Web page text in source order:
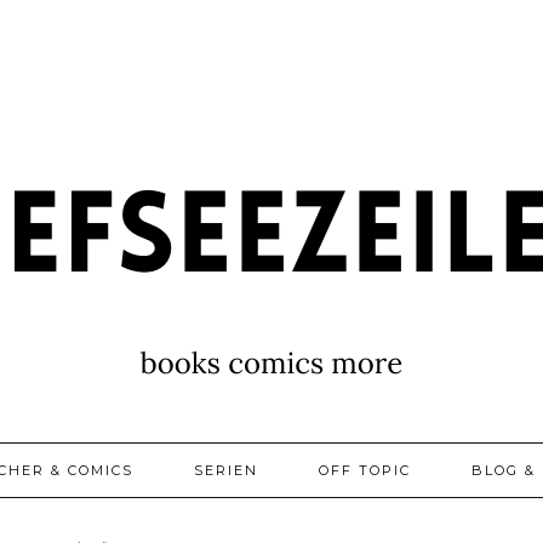
& COMICS SERIEN OFF TOPIC BLOG &